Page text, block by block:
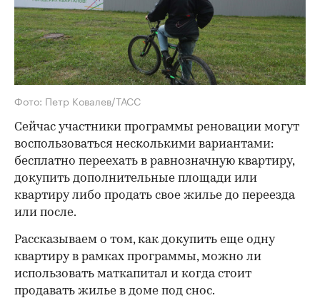
Фото: Петр Ковалев/ТАСС
Сейчас участники программы реновации могут
воспользоваться несколькими вариантами:
бесплатно переехать в равнозначную квартиру,
докупить дополнительные площади или
квартиру либо продать свое жилье до переезда
или после.
Рассказываем о том, как докупить еще одну
квартиру в рамках программы, можно ли
использовать маткапитал и когда стоит
продавать жилье в доме под снос.